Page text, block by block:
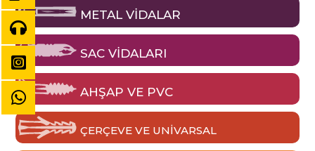
METAL VIDALAR
SAC VIDALARI
AHŞAP VE PVC
ÇERÇEVE VE UNIVARSAL